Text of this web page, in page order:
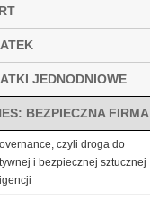
JEDNODNIOWE
BEZPIECZNA FIRMA
czyli droga do
i bezpiecznej sztucznej